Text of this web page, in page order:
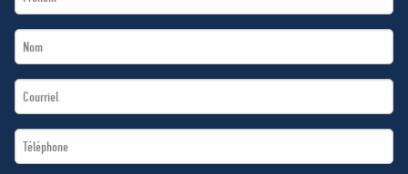
Name
Last
Name
Email
*
Téléphone
*